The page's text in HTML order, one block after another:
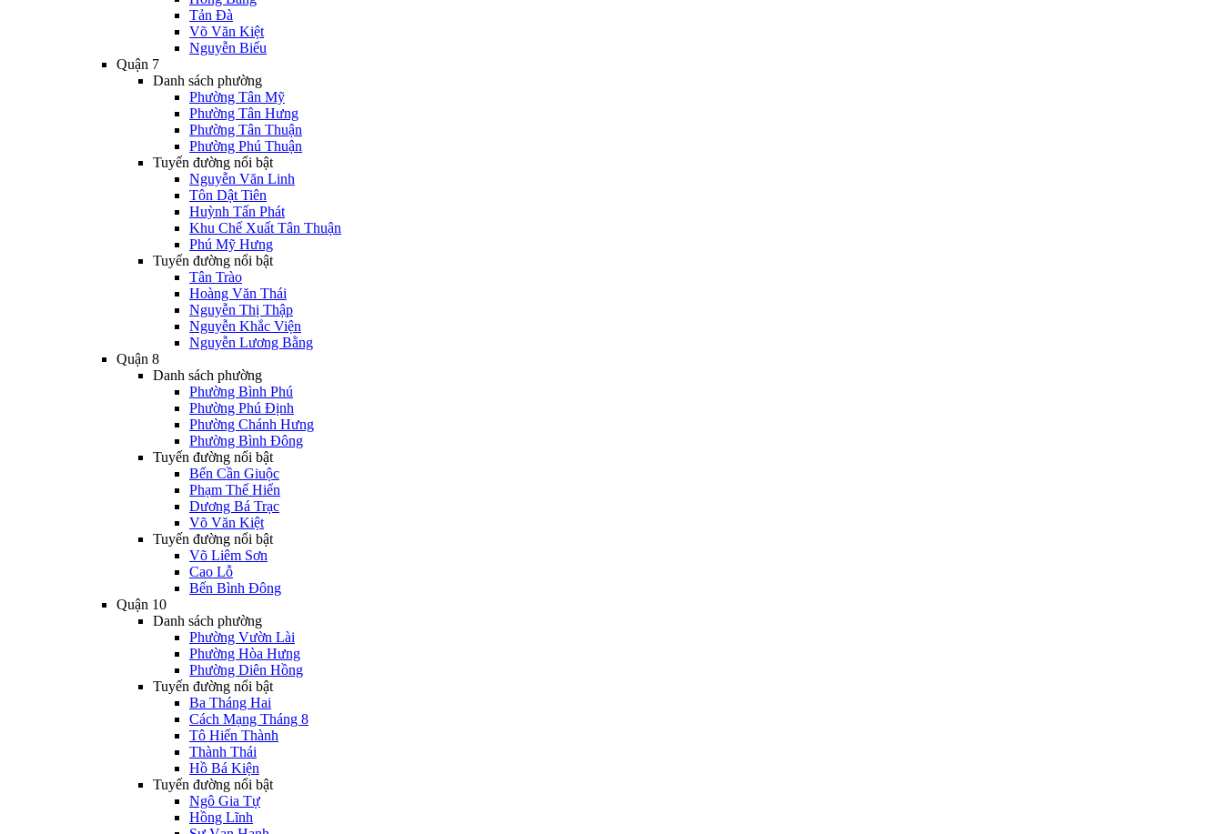
Tản Đà
Võ Văn Kiệt
Nguyễn Biểu
Quận 7
Danh sách phường
Phường Tân Mỹ
Phường Tân Hưng
Phường Tân Thuận
Phường Phú Thuận
Tuyến đường nổi bật
Nguyễn Văn Linh
Tôn Dật Tiên
Huỳnh Tấn Phát
Khu Chế Xuất Tân Thuận
Phú Mỹ Hưng
Tuyến đường nổi bật
Tân Trào
Hoàng Văn Thái
Nguyễn Thị Thập
Nguyễn Khắc Viện
Nguyễn Lương Bằng
Quận 8
Danh sách phường
Phường Bình Phú
Phường Phú Định
Phường Chánh Hưng
Phường Bình Đông
Tuyến đường nổi bật
Bến Cần Giuộc
Phạm Thế Hiển
Dương Bá Trạc
Võ Văn Kiệt
Tuyến đường nổi bật
Võ Liêm Sơn
Cao Lỗ
Bến Bình Đông
Quận 10
Danh sách phường
Phường Vườn Lài
Phường Hòa Hưng
Phường Diên Hồng
Tuyến đường nổi bật
Ba Tháng Hai
Cách Mạng Tháng 8
Tô Hiến Thành
Thành Thái
Hồ Bá Kiện
Tuyến đường nổi bật
Ngô Gia Tự
Hồng Lĩnh